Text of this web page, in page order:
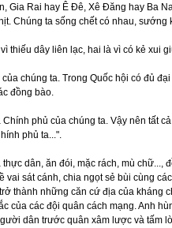
Gia Rai hay Ê Đê, Xê Đăng hay Ba
Chúng ta sống chết có nhau,
thiếu dây liên lạc, hai là vì có kẻ xui
chúng ta. Trong Quốc hội có đủ
đồng bào.
phủ của chúng ta. Vậy nên tất
phủ ta...".
dân, ăn đói, mặc rách, mù chữ...,
vai sát cánh, chia ngọt sẻ bùi cùng
thành những căn cứ địa của kháng
của các đội quân cách mạng. Anh
dân trước quân xâm lược và tấm